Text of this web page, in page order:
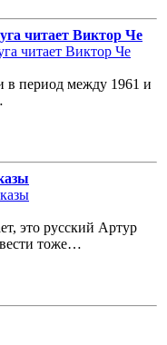
читает Виктор Че
в период между 1961 и
это русский Артур
тоже…